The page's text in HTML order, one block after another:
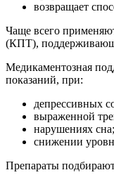
возвращает
Чаще всего
(КПТ),
Медикаментозная
показаний, при:
депрессивных
выраженной
нарушениях сна;
снижении
Препараты